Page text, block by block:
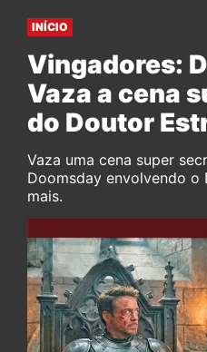
INÍCIO
Vingadores:
Vaza a cena
do Doutor
Vaza uma cena super
Doomsday envolvendo o
mais.